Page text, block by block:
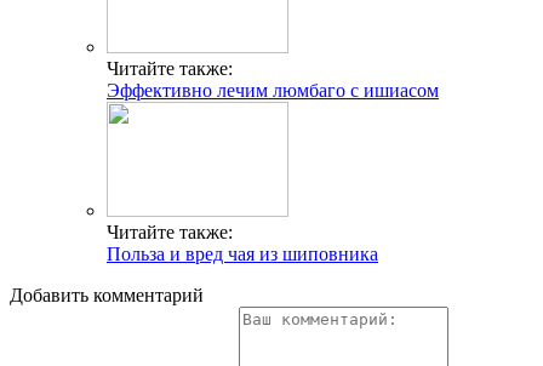
Читайте также:
Эффективно лечим люмбаго с ишиасом
Читайте также:
Польза и вред чая из шиповника
Добавить комментарий